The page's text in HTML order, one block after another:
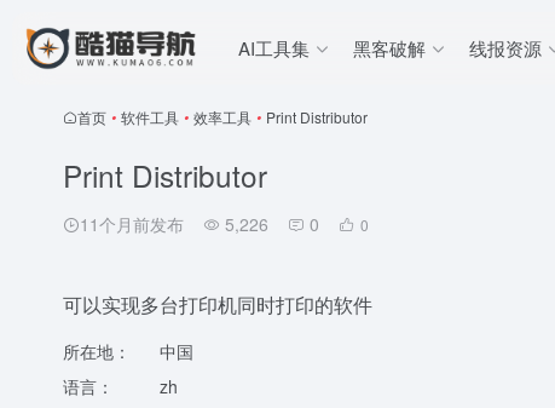
AI工具集 黑客破解 线报资源
首页 • 软件工具 • 效率工具 • Print Distributor
Print Distributor
11个月前发布 5,226 0 0
可以实现多台打印机同时打印的软件
所在地：
中国
语言：
zh